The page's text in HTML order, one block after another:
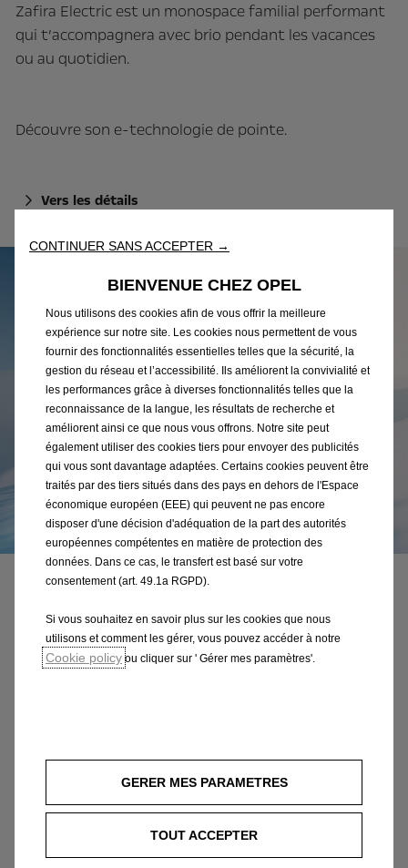
Zafira Electric est un monospace familial performant
qui t’accompagnera avec brio pendant les vacances
ou au quotidien.
Découvre son e-technologie de pointe.
Vers les détails
Sécurité avant tout
CONTINUER SANS ACCEPTER →
BIENVENUE CHEZ OPEL
Nous utilisons des cookies afin de vous offrir la meilleure
expérience sur notre site. Les cookies nous permettent de vous
fournir des fonctionnalités essentielles telles que la sécurité, la
gestion du réseau et l’accessibilité. Ils améliorent la convivialité et
les performances grâce à diverses fonctionnalités telles que la
reconnaissance de la langue, les résultats de recherche et
améliorent ainsi ce que nous vous offrons. Notre site peut
également utiliser des cookies tiers pour envoyer des publicités
qui vous sont davantage adaptées. Certains cookies peuvent être
traités par des tiers situés dans des pays en dehors de l'Espace
économique européen (EEE) qui peuvent ne pas encore
disposer d'une décision d'adéquation de la part des autorités
européennes compétentes en matière de protection des
données. Dans ce cas, le transfert est basé sur votre
consentement (art. 49.1a RGPD).
Si vous souhaitez en savoir plus sur les cookies que nous
utilisons et comment les gérer, vous pouvez accéder à notre
Cookie policy ou cliquer sur ' Gérer mes paramètres'.
GERER MES PARAMETRES
TOUT ACCEPTER